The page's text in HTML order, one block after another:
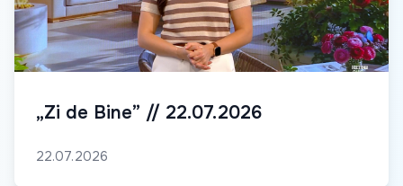
„Zi de Bine” // 22.07.2026
22.07.2026